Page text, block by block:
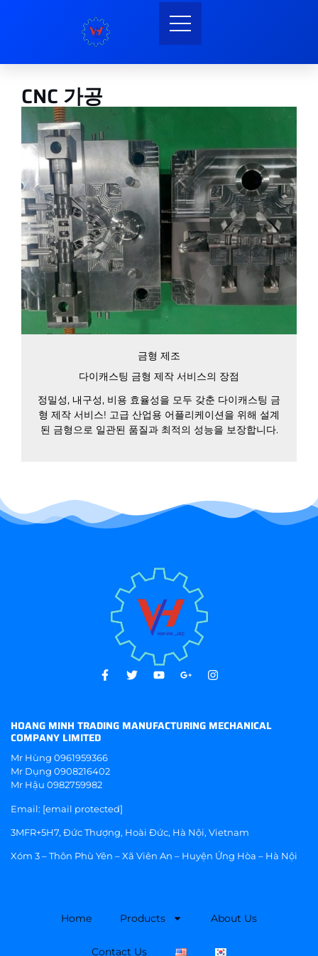
CNC 가공
금형 제조
다이캐스팅 금형 제작 서비스의 장점
정밀성, 내구성, 비용 효율성을 모두 갖춘 다이캐스팅 금
형 제작 서비스! 고급 산업용 어플리케이션을 위해 설계
된 금형으로 일관된 품질과 최적의 성능을 보장합니다.
HOANG MINH TRADING MANUFACTURING MECHANICAL
COMPANY LIMITED
Mr Hùng 0961959366
Mr Dụng 0908216402
Mr Hậu 0982759982
Email: [email protected]
3MFR+5H7, Đức Thượng, Hoài Đức, Hà Nội, Vietnam
Xóm 3 – Thôn Phù Yên – Xã Viên An – Huyện Ứng Hòa – Hà Nội
Home Products About Us
Contact Us